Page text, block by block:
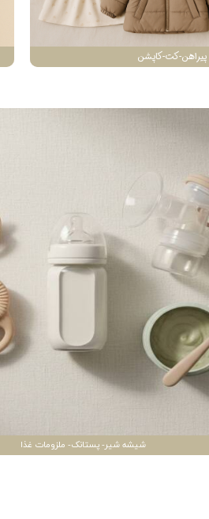
پیراهن-کت-کاپشن
شیشه شیر- پستانک- ملزومات غذا